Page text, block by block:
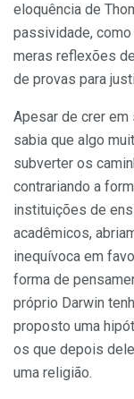
eloquência de
passividade,
meras reflexões
de provas para
Apesar de crer em
sabia que algo
subverter os
contrariando a
instituições de
acadêmicos,
inequívoca em
forma de
próprio Darwin
proposto uma
os que depois
uma religião.